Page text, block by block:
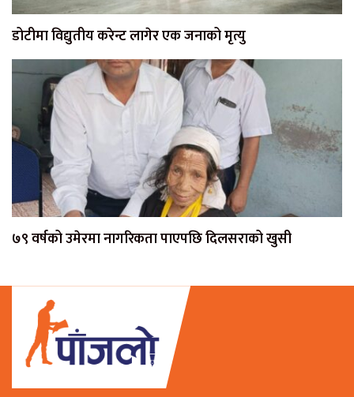
डोटीमा विद्युतीय करेन्ट लागेर एक जनाको मृत्यु
७९ वर्षको उमेरमा नागरिकता पाएपछि दिलसराको खुसी